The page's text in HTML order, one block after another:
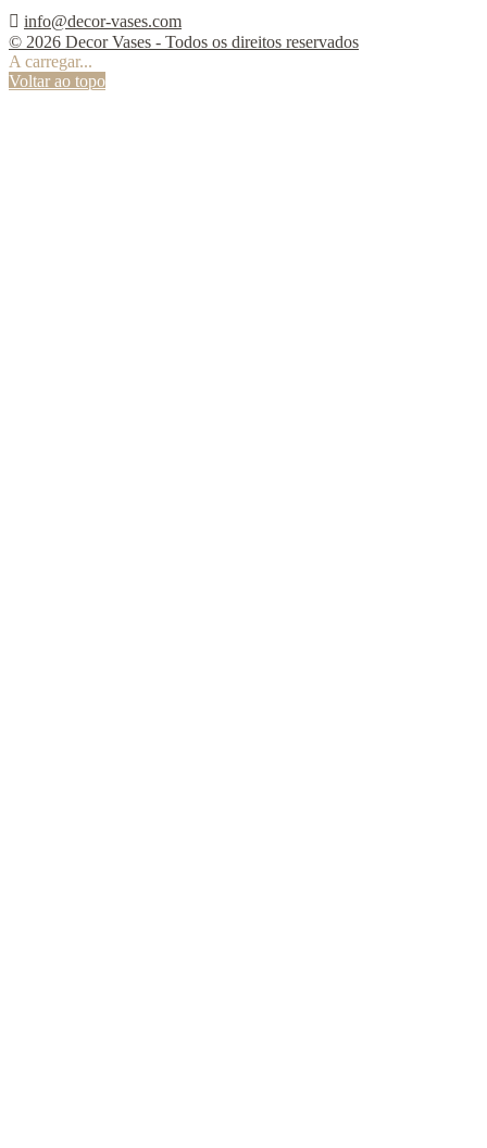
 info@decor-vases.com
© 2026 Decor Vases - Todos os direitos reservados
A carregar...
Voltar ao topo